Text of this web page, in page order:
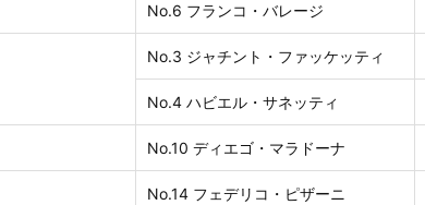
No.6 フランコ・バレージ
No.3 ジャチント・ファッケッティ
No.4 ハビエル・サネッティ
No.10 ディエゴ・マラドーナ
No.14 フェデリコ・ピザーニ